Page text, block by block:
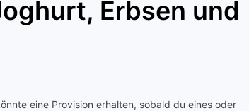
Erbsen und
eine Provision erhalten, sobald du eines oder